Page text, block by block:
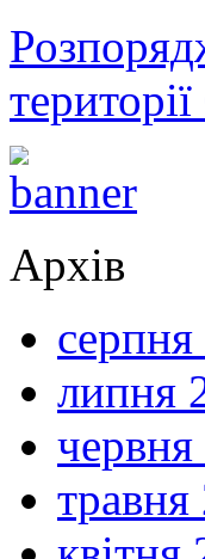
Архів
липня